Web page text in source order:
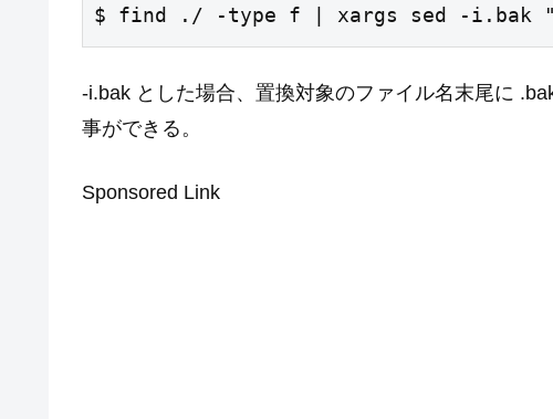
$ find ./ -type f | xargs sed -i.bak
-i.bak とした場合、置換対象のファイル名末尾に
事ができる。
Sponsored Link